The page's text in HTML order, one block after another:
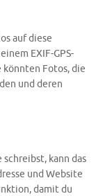
auf diese
EXIF-GPS-
könnten Fotos, die
und deren
kann das
und Website
damit du